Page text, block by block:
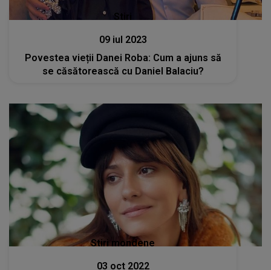
Stiri
09 iul 2023
Povestea vieții Danei Roba: Cum a ajuns să
se căsătorească cu Daniel Balaciu?
Stiri mondene
03 oct 2022